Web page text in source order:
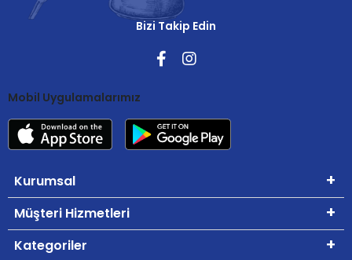
Bizi Takip Edin
Mobil Uygulamalarımız
Kurumsal
Müşteri Hizmetleri
Kategoriler